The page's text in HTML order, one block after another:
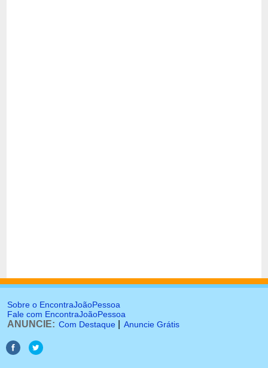
Sobre o EncontraJoãoPessoa
Fale com EncontraJoãoPessoa
ANUNCIE: Com Destaque Anuncie Grátis